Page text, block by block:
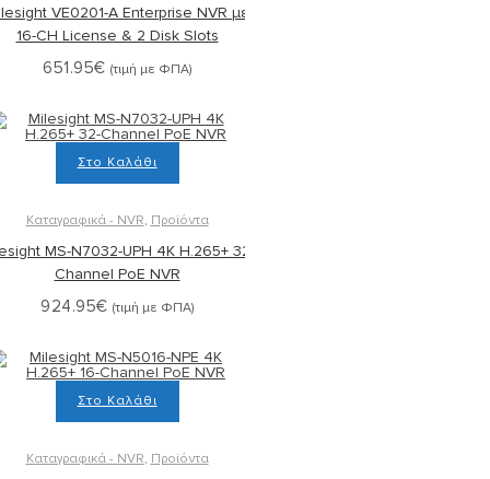
VE0201-A Enterprise NVR με
16-CH License & 2 Disk Slots
651.95€ (τιμή με ΦΠΑ)
Στο Καλάθι
Καταγραφικά - NVR, Προϊόντα
MS-N7032-UPH 4K H.265+ 32-
Channel PoE NVR
924.95€ (τιμή με ΦΠΑ)
Στο Καλάθι
Καταγραφικά - NVR, Προϊόντα